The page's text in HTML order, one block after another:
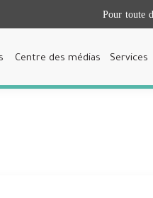
Pour toute
Centre des médias Services